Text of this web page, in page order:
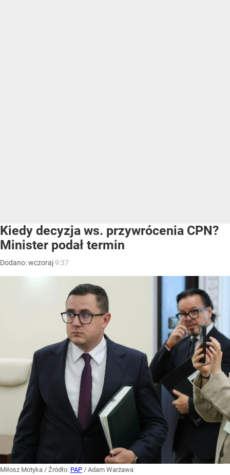
Kiedy decyzja ws. przywrócenia CPN?
Minister podał termin
Dodano:wczoraj9:37
Miłosz Motyka / Źródło: PAP / Adam Warżawa